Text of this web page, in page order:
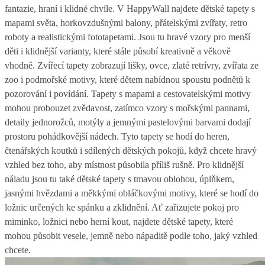
fantazie, hraní i klidné chvíle. V HappyWall najdete dětské tapety s
mapami světa, horkovzdušnými balony, přátelskými zvířaty, retro
roboty a realistickými fototapetami. Jsou tu hravé vzory pro menší
děti i klidnější varianty, které stále působí kreativně a věkově
vhodně. Zvířecí tapety zobrazují lišky, ovce, zlaté retrívry, zvířata ze
zoo i podmořské motivy, které dětem nabídnou spoustu podnětů k
pozorování i povídání. Tapety s mapami a cestovatelskými motivy
mohou probouzet zvědavost, zatímco vzory s mořskými pannami,
detaily jednorožců, motýly a jemnými pastelovými barvami dodají
prostoru pohádkovější nádech. Tyto tapety se hodí do heren,
čtenářských koutků i sdílených dětských pokojů, když chcete hravý
vzhled bez toho, aby místnost působila příliš rušně. Pro klidnější
náladu jsou tu také dětské tapety s tmavou oblohou, úplňkem,
jasnými hvězdami a měkkými obláčkovými motivy, které se hodí do
ložnic určených ke spánku a zklidnění. Ať zařizujete pokoj pro
miminko, ložnici nebo herní kout, najdete dětské tapety, které
mohou působit vesele, jemně nebo nápaditě podle toho, jaký vzhled
chcete.